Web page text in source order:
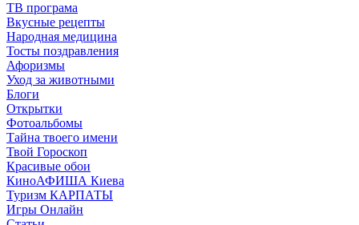
ТВ програма
Вкусные рецепты
Народная медицина
Тосты поздравления
Афоризмы
Уход за животными
Блоги
Открытки
Фотоальбомы
Тайна твоего имени
Твой Гороскоп
Красивые обои
КиноАФИША Киева
Туризм КАРПАТЫ
Игры Онлайн